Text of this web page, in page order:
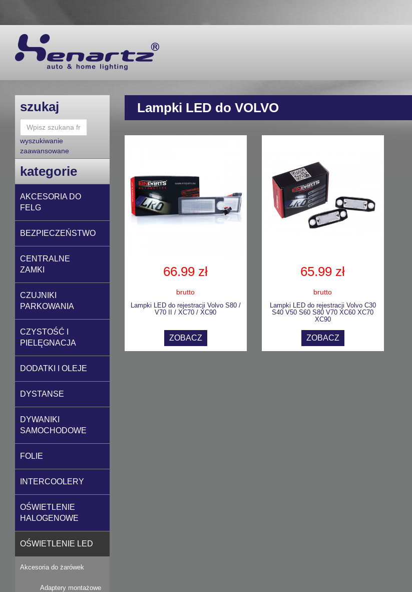
szukaj
wyszukiwanie
zaawansowane
kategorie
AKCESORIA DO
FELG
BEZPIECZEŃSTWO
CENTRALNE
ZAMKI
CZUJNIKI
PARKOWANIA
CZYSTOŚĆ I
PIELĘGNACJA
DODATKI I OLEJE
DYSTANSE
DYWANIKI
SAMOCHODOWE
FOLIE
INTERCOOLERY
OŚWIETLENIE
HALOGENOWE
OŚWIETLENIE LED
Akcesoria do żarówek
Adaptery montażowe
Lampki LED do VOLVO
66.99 zł
brutto
Lampki LED do rejestracji Volvo S80 /
V70 II / XC70 / XC90
ZOBACZ
65.99 zł
brutto
Lampki LED do rejestracji Volvo C30
S40 V50 S60 S80 V70 XC60 XC70
XC90
ZOBACZ